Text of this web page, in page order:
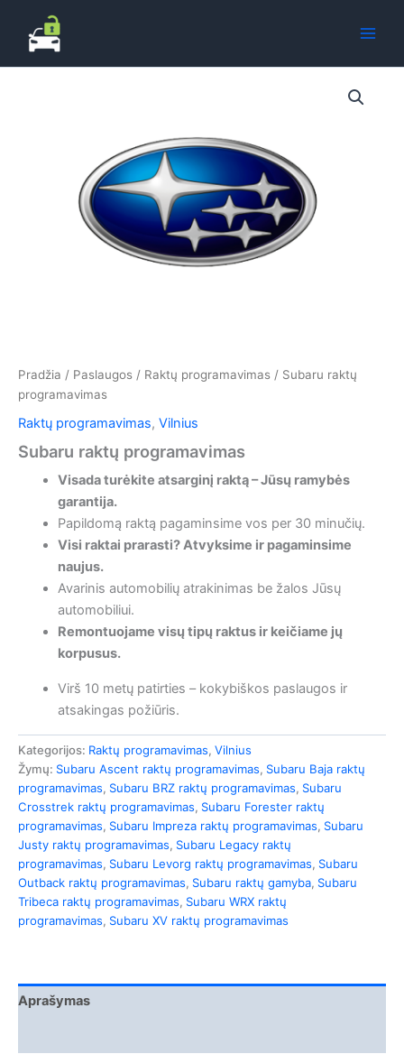
turinio
Pradžia / Paslaugos / Raktų programavimas / Subaru raktų
programavimas
Raktų programavimas, Vilnius
Subaru raktų programavimas
Visada turėkite atsarginį raktą – Jūsų ramybės
garantija.
Papildomą raktą pagaminsime vos per 30 minučių.
Visi raktai prarasti? Atvyksime ir pagaminsime
naujus.
Avarinis automobilių atrakinimas be žalos Jūsų
automobiliui.
Remontuojame visų tipų raktus ir keičiame jų
korpusus.
Virš 10 metų patirties – kokybiškos paslaugos ir
atsakingas požiūris.
Kategorijos: Raktų programavimas, Vilnius
Žymų: Subaru Ascent raktų programavimas, Subaru Baja raktų
programavimas, Subaru BRZ raktų programavimas, Subaru
Crosstrek raktų programavimas, Subaru Forester raktų
programavimas, Subaru Impreza raktų programavimas, Subaru
Justy raktų programavimas, Subaru Legacy raktų
programavimas, Subaru Levorg raktų programavimas, Subaru
Outback raktų programavimas, Subaru raktų gamyba, Subaru
Tribeca raktų programavimas, Subaru WRX raktų
programavimas, Subaru XV raktų programavimas
Aprašymas